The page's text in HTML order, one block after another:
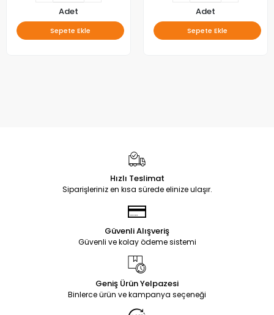
Adet
Sepete Ekle
Adet
Sepete Ekle
Hızlı Teslimat
Siparişleriniz en kısa sürede elinize ulaşır.
Güvenli Alışveriş
Güvenli ve kolay ödeme sistemi
Geniş Ürün Yelpazesi
Binlerce ürün ve kampanya seçeneği